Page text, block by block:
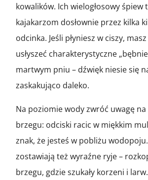
kowalików. Ich wielogłosowy śpiew
kajakarzom dosłownie przez kilka
odcinka. Jeśli płyniesz w ciszy,
usłyszeć charakterystyczne
martwym pniu – dźwięk niesie się
zaskakująco daleko.
Na poziomie wody zwróć uwagę
brzegu: odciski racic w miękkim
znak, że jesteś w pobliżu
zostawiają też wyraźne ryje –
brzegu, gdzie szukały korzeni i larw.